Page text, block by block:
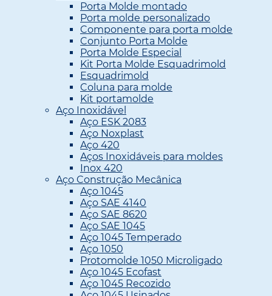
Porta Molde montado
Porta molde personalizado
Componente para porta molde
Conjunto Porta Molde
Porta Molde Especial
Kit Porta Molde Esquadrimold
Esquadrimold
Coluna para molde
Kit portamolde
Aço Inoxidável
Aço ESK 2083
Aço Noxplast
Aço 420
Aços Inoxidáveis para moldes
Inox 420
Aço Construção Mecânica
Aço 1045
Aço SAE 4140
Aço SAE 8620
Aço SAE 1045
Aço 1045 Temperado
Aço 1050
Protomolde 1050 Microligado
Aço 1045 Ecofast
Aço 1045 Recozido